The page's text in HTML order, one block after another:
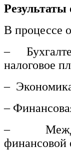
Результаты
В процессе
–
налоговое
–
–
–
финансовой